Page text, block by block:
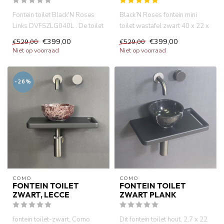
Fontein toilet Black'N Roses
Links DVFSZLG040L . De toilet
wasbak is gemaakt van...
€529,00 €399,00
Niet op voorraad
Black’N Roses fontein mini
toilet wastafel zwart 40 x 22 x
14 cm rechts . Marmer...
€529,00 €399,00
Niet op voorraad
-26%
COMO
FONTEIN TOILET
ZWART, LECCE
fontein toilet-zwart, Como
COMO
FONTEIN TOILET
ZWART PLANK
Dit fontein toilet hout, 2,7 x 22